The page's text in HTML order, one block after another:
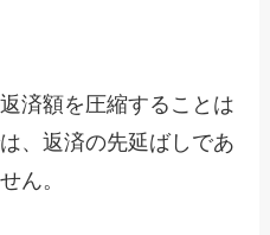
済額を圧縮することは
、返済の先延ばしであ
ん。